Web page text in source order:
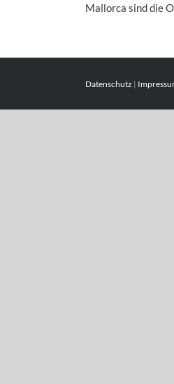
Mallorca sind die
Datenschutz |